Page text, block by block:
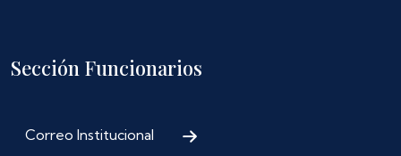
Sección Funcionarios
Correo Institucional